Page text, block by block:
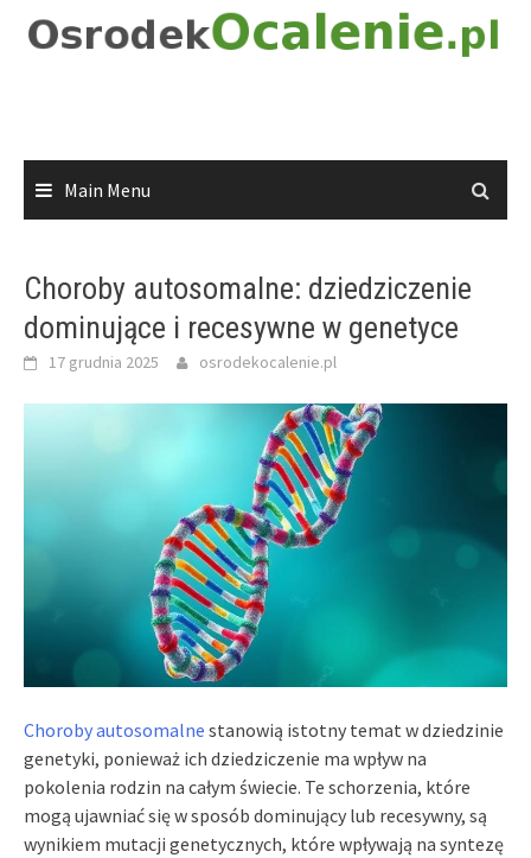
Main Menu
Choroby autosomalne: dziedziczenie
dominujące i recesywne w genetyce
17 grudnia 2025 osrodekocalenie.pl
Choroby autosomalne stanowią istotny temat w dziedzinie
genetyki, ponieważ ich dziedziczenie ma wpływ na
pokolenia rodzin na całym świecie. Te schorzenia, które
mogą ujawniać się w sposób dominujący lub recesywny, są
wynikiem mutacji genetycznych, które wpływają na syntezę